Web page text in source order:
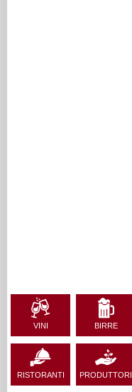
VINI BIRRE
RISTORANTI PRODUTTORI